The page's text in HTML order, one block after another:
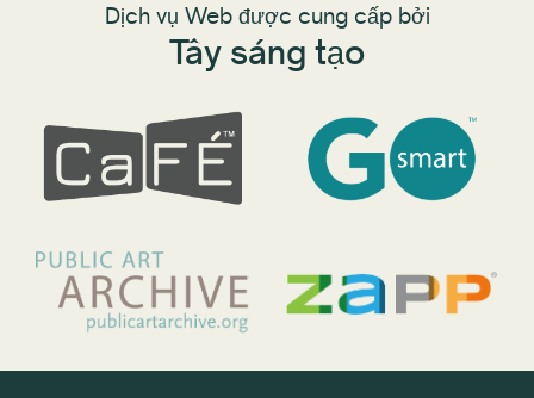
Dịch vụ Web được cung cấp bởi
Tây sáng tạo